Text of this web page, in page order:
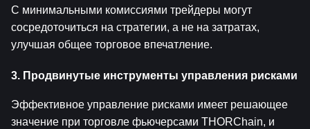
С минимальными комиссиями трейдеры могут
сосредоточиться на стратегии, а не на затратах,
улучшая общее торговое впечатление.
3. Продвинутые инструменты управления рисками
Эффективное управление рисками имеет решающее
значение при торговле фьючерсами THORChain, и